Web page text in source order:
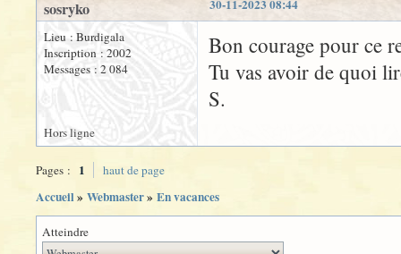
30-11-2023 08:44
sosryko
Lieu : Burdigala
Inscription : 2002
Messages : 2 084
Bon courage pour ce
Tu vas avoir de quoi
S.
Hors ligne
Pages : 1 haut de page
Accueil» Webmaster» En vacances
Atteindre